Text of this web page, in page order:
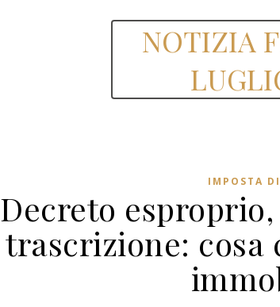
NOTIZIA
IMPOSTA
Decreto
trascrizione: cosa